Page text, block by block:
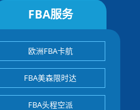
FBA服务
欧洲FBA卡航
FBA美森限时达
FBA头程空派